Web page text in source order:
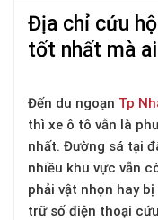
Địa chỉ cứu
tốt nhất mà
Đến du ngoạn Tp
thì xe ô tô vẫn là
nhất. Đường sá tại
nhiều khu vực vẫn
phải vật nhọn hay
trữ số điện thoại